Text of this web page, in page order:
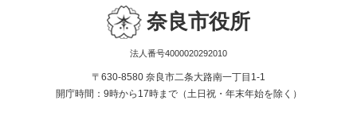
奈良市役所
法人番号4000020292010
〒630-8580 奈良市二条大路南一丁目1-1
開庁時間：9時から17時まで（土日祝・年末年始を除く）